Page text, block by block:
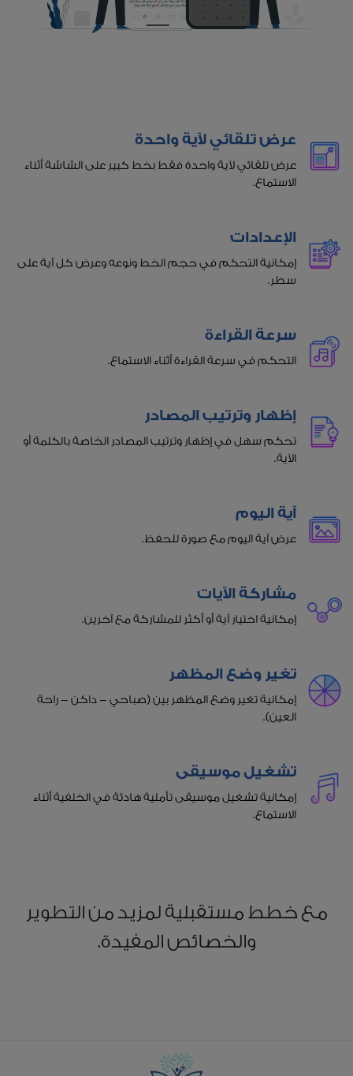
عرض تلقائي لآية واحدة
عرض تلقائي لآية واحدة فقط بخط كبير على الشاشة أثناء
الاستماع.
الإعدادات
إمكانية التحكم في حجم الخط ونوعه وعرض كل آية على
سطر.
سرعة القراءة
التحكم في سرعة القراءة أثناء الاستماع.
إظهار وترتيب المصادر
تحكم سهل في إظهار وترتيب المصادر الخاصة بالكلمة أو
الآية.
آية اليوم
عرض آية اليوم مع صورة للحفظ.
مشاركة الآيات
إمكانية اختيار آية أو أكثر للمشاركة مع آخرين.
تغير وضع المظهر
إمكانية تغير وضع المظهر بين (صباحي - داكن - راحة
العين).
تشغيل موسيقى
إمكانية تشغيل موسيقى تأملية هادئة في الخلفية أثناء
الاستماع.
مع خطط مستقبلية لمزيد من التطوير
والخصائص المفيدة.